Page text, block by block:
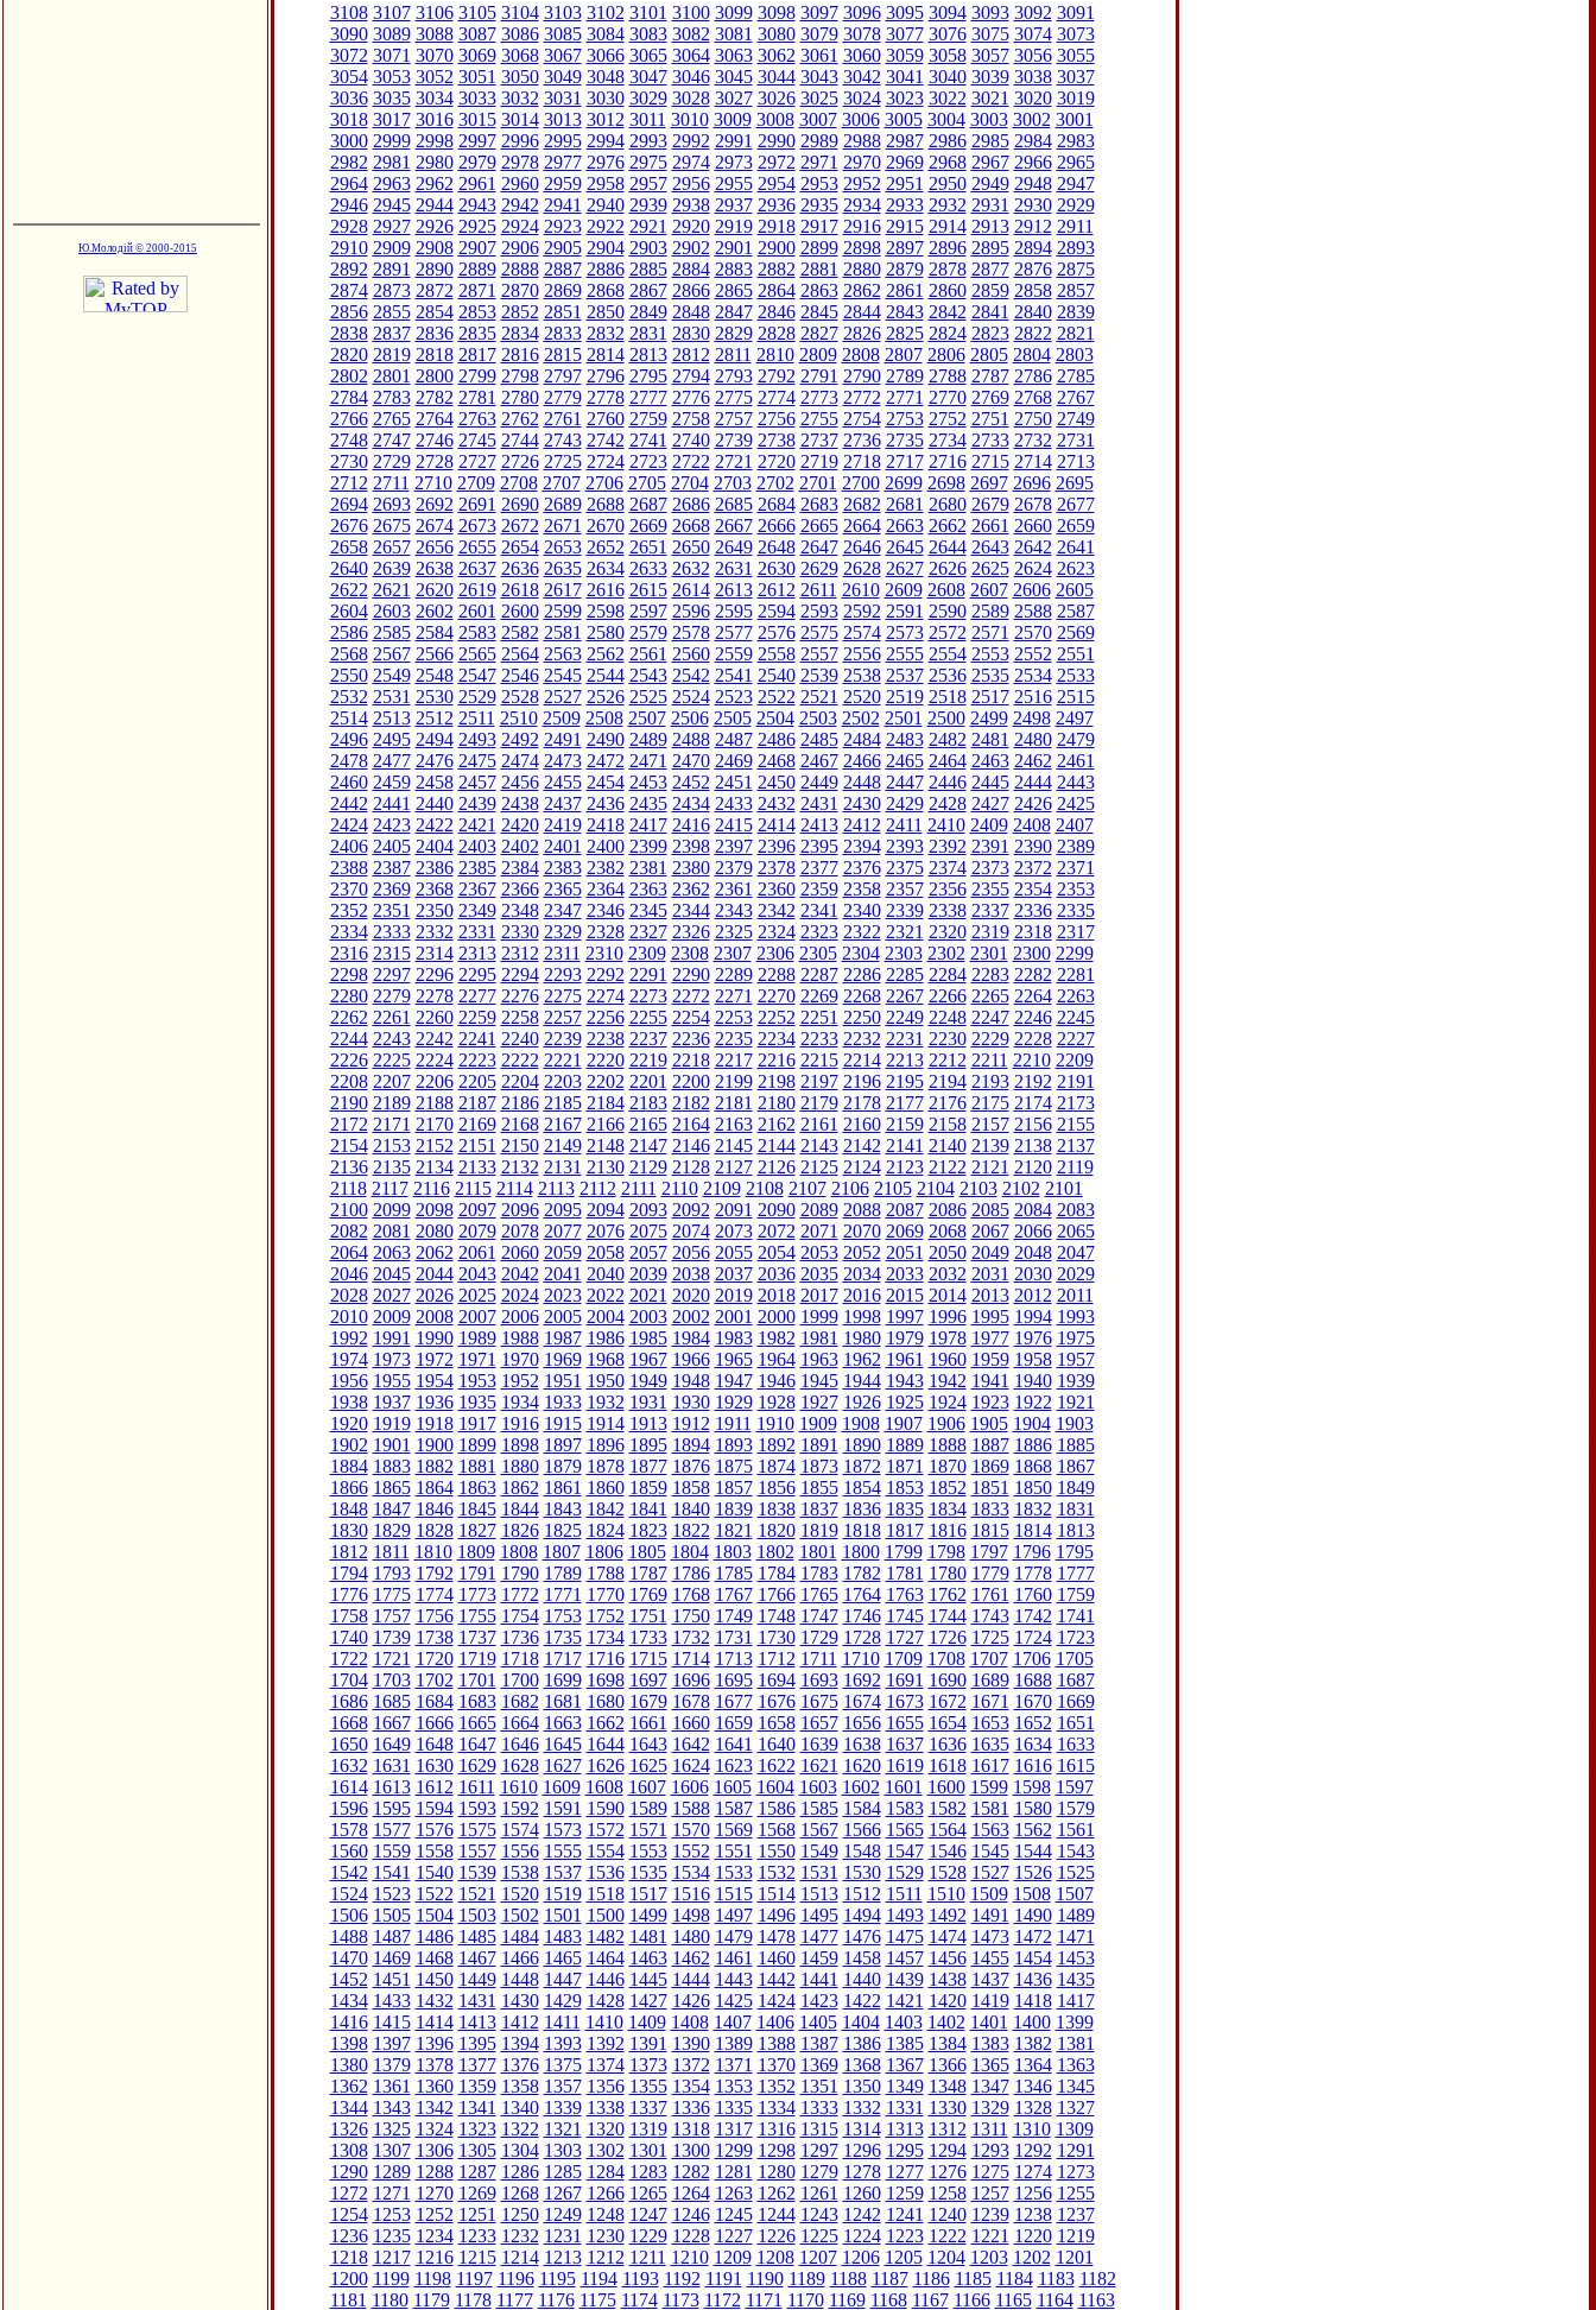
Ю.Молодій © 2000-2015
3108 3107 3106 3105 3104 3103 3102 3101 3100 3099 3098 3097 3096 3095 3094 3093 3092 3091
3090 3089 3088 3087 3086 3085 3084 3083 3082 3081 3080 3079 3078 3077 3076 3075 3074 3073
3072 3071 3070 3069 3068 3067 3066 3065 3064 3063 3062 3061 3060 3059 3058 3057 3056 3055
3054 3053 3052 3051 3050 3049 3048 3047 3046 3045 3044 3043 3042 3041 3040 3039 3038 3037
3036 3035 3034 3033 3032 3031 3030 3029 3028 3027 3026 3025 3024 3023 3022 3021 3020 3019
3018 3017 3016 3015 3014 3013 3012 3011 3010 3009 3008 3007 3006 3005 3004 3003 3002 3001
3000 2999 2998 2997 2996 2995 2994 2993 2992 2991 2990 2989 2988 2987 2986 2985 2984 2983
2982 2981 2980 2979 2978 2977 2976 2975 2974 2973 2972 2971 2970 2969 2968 2967 2966 2965
2964 2963 2962 2961 2960 2959 2958 2957 2956 2955 2954 2953 2952 2951 2950 2949 2948 2947
2946 2945 2944 2943 2942 2941 2940 2939 2938 2937 2936 2935 2934 2933 2932 2931 2930 2929
2928 2927 2926 2925 2924 2923 2922 2921 2920 2919 2918 2917 2916 2915 2914 2913 2912 2911
2910 2909 2908 2907 2906 2905 2904 2903 2902 2901 2900 2899 2898 2897 2896 2895 2894 2893
2892 2891 2890 2889 2888 2887 2886 2885 2884 2883 2882 2881 2880 2879 2878 2877 2876 2875
2874 2873 2872 2871 2870 2869 2868 2867 2866 2865 2864 2863 2862 2861 2860 2859 2858 2857
2856 2855 2854 2853 2852 2851 2850 2849 2848 2847 2846 2845 2844 2843 2842 2841 2840 2839
2838 2837 2836 2835 2834 2833 2832 2831 2830 2829 2828 2827 2826 2825 2824 2823 2822 2821
2820 2819 2818 2817 2816 2815 2814 2813 2812 2811 2810 2809 2808 2807 2806 2805 2804 2803
2802 2801 2800 2799 2798 2797 2796 2795 2794 2793 2792 2791 2790 2789 2788 2787 2786 2785
2784 2783 2782 2781 2780 2779 2778 2777 2776 2775 2774 2773 2772 2771 2770 2769 2768 2767
2766 2765 2764 2763 2762 2761 2760 2759 2758 2757 2756 2755 2754 2753 2752 2751 2750 2749
2748 2747 2746 2745 2744 2743 2742 2741 2740 2739 2738 2737 2736 2735 2734 2733 2732 2731
2730 2729 2728 2727 2726 2725 2724 2723 2722 2721 2720 2719 2718 2717 2716 2715 2714 2713
2712 2711 2710 2709 2708 2707 2706 2705 2704 2703 2702 2701 2700 2699 2698 2697 2696 2695
2694 2693 2692 2691 2690 2689 2688 2687 2686 2685 2684 2683 2682 2681 2680 2679 2678 2677
2676 2675 2674 2673 2672 2671 2670 2669 2668 2667 2666 2665 2664 2663 2662 2661 2660 2659
2658 2657 2656 2655 2654 2653 2652 2651 2650 2649 2648 2647 2646 2645 2644 2643 2642 2641
2640 2639 2638 2637 2636 2635 2634 2633 2632 2631 2630 2629 2628 2627 2626 2625 2624 2623
2622 2621 2620 2619 2618 2617 2616 2615 2614 2613 2612 2611 2610 2609 2608 2607 2606 2605
2604 2603 2602 2601 2600 2599 2598 2597 2596 2595 2594 2593 2592 2591 2590 2589 2588 2587
2586 2585 2584 2583 2582 2581 2580 2579 2578 2577 2576 2575 2574 2573 2572 2571 2570 2569
2568 2567 2566 2565 2564 2563 2562 2561 2560 2559 2558 2557 2556 2555 2554 2553 2552 2551
2550 2549 2548 2547 2546 2545 2544 2543 2542 2541 2540 2539 2538 2537 2536 2535 2534 2533
2532 2531 2530 2529 2528 2527 2526 2525 2524 2523 2522 2521 2520 2519 2518 2517 2516 2515
2514 2513 2512 2511 2510 2509 2508 2507 2506 2505 2504 2503 2502 2501 2500 2499 2498 2497
2496 2495 2494 2493 2492 2491 2490 2489 2488 2487 2486 2485 2484 2483 2482 2481 2480 2479
2478 2477 2476 2475 2474 2473 2472 2471 2470 2469 2468 2467 2466 2465 2464 2463 2462 2461
2460 2459 2458 2457 2456 2455 2454 2453 2452 2451 2450 2449 2448 2447 2446 2445 2444 2443
2442 2441 2440 2439 2438 2437 2436 2435 2434 2433 2432 2431 2430 2429 2428 2427 2426 2425
2424 2423 2422 2421 2420 2419 2418 2417 2416 2415 2414 2413 2412 2411 2410 2409 2408 2407
2406 2405 2404 2403 2402 2401 2400 2399 2398 2397 2396 2395 2394 2393 2392 2391 2390 2389
2388 2387 2386 2385 2384 2383 2382 2381 2380 2379 2378 2377 2376 2375 2374 2373 2372 2371
2370 2369 2368 2367 2366 2365 2364 2363 2362 2361 2360 2359 2358 2357 2356 2355 2354 2353
2352 2351 2350 2349 2348 2347 2346 2345 2344 2343 2342 2341 2340 2339 2338 2337 2336 2335
2334 2333 2332 2331 2330 2329 2328 2327 2326 2325 2324 2323 2322 2321 2320 2319 2318 2317
2316 2315 2314 2313 2312 2311 2310 2309 2308 2307 2306 2305 2304 2303 2302 2301 2300 2299
2298 2297 2296 2295 2294 2293 2292 2291 2290 2289 2288 2287 2286 2285 2284 2283 2282 2281
2280 2279 2278 2277 2276 2275 2274 2273 2272 2271 2270 2269 2268 2267 2266 2265 2264 2263
2262 2261 2260 2259 2258 2257 2256 2255 2254 2253 2252 2251 2250 2249 2248 2247 2246 2245
2244 2243 2242 2241 2240 2239 2238 2237 2236 2235 2234 2233 2232 2231 2230 2229 2228 2227
2226 2225 2224 2223 2222 2221 2220 2219 2218 2217 2216 2215 2214 2213 2212 2211 2210 2209
2208 2207 2206 2205 2204 2203 2202 2201 2200 2199 2198 2197 2196 2195 2194 2193 2192 2191
2190 2189 2188 2187 2186 2185 2184 2183 2182 2181 2180 2179 2178 2177 2176 2175 2174 2173
2172 2171 2170 2169 2168 2167 2166 2165 2164 2163 2162 2161 2160 2159 2158 2157 2156 2155
2154 2153 2152 2151 2150 2149 2148 2147 2146 2145 2144 2143 2142 2141 2140 2139 2138 2137
2136 2135 2134 2133 2132 2131 2130 2129 2128 2127 2126 2125 2124 2123 2122 2121 2120 2119
2118 2117 2116 2115 2114 2113 2112 2111 2110 2109 2108 2107 2106 2105 2104 2103 2102 2101
2100 2099 2098 2097 2096 2095 2094 2093 2092 2091 2090 2089 2088 2087 2086 2085 2084 2083
2082 2081 2080 2079 2078 2077 2076 2075 2074 2073 2072 2071 2070 2069 2068 2067 2066 2065
2064 2063 2062 2061 2060 2059 2058 2057 2056 2055 2054 2053 2052 2051 2050 2049 2048 2047
2046 2045 2044 2043 2042 2041 2040 2039 2038 2037 2036 2035 2034 2033 2032 2031 2030 2029
2028 2027 2026 2025 2024 2023 2022 2021 2020 2019 2018 2017 2016 2015 2014 2013 2012 2011
2010 2009 2008 2007 2006 2005 2004 2003 2002 2001 2000 1999 1998 1997 1996 1995 1994 1993
1992 1991 1990 1989 1988 1987 1986 1985 1984 1983 1982 1981 1980 1979 1978 1977 1976 1975
1974 1973 1972 1971 1970 1969 1968 1967 1966 1965 1964 1963 1962 1961 1960 1959 1958 1957
1956 1955 1954 1953 1952 1951 1950 1949 1948 1947 1946 1945 1944 1943 1942 1941 1940 1939
1938 1937 1936 1935 1934 1933 1932 1931 1930 1929 1928 1927 1926 1925 1924 1923 1922 1921
1920 1919 1918 1917 1916 1915 1914 1913 1912 1911 1910 1909 1908 1907 1906 1905 1904 1903
1902 1901 1900 1899 1898 1897 1896 1895 1894 1893 1892 1891 1890 1889 1888 1887 1886 1885
1884 1883 1882 1881 1880 1879 1878 1877 1876 1875 1874 1873 1872 1871 1870 1869 1868 1867
1866 1865 1864 1863 1862 1861 1860 1859 1858 1857 1856 1855 1854 1853 1852 1851 1850 1849
1848 1847 1846 1845 1844 1843 1842 1841 1840 1839 1838 1837 1836 1835 1834 1833 1832 1831
1830 1829 1828 1827 1826 1825 1824 1823 1822 1821 1820 1819 1818 1817 1816 1815 1814 1813
1812 1811 1810 1809 1808 1807 1806 1805 1804 1803 1802 1801 1800 1799 1798 1797 1796 1795
1794 1793 1792 1791 1790 1789 1788 1787 1786 1785 1784 1783 1782 1781 1780 1779 1778 1777
1776 1775 1774 1773 1772 1771 1770 1769 1768 1767 1766 1765 1764 1763 1762 1761 1760 1759
1758 1757 1756 1755 1754 1753 1752 1751 1750 1749 1748 1747 1746 1745 1744 1743 1742 1741
1740 1739 1738 1737 1736 1735 1734 1733 1732 1731 1730 1729 1728 1727 1726 1725 1724 1723
1722 1721 1720 1719 1718 1717 1716 1715 1714 1713 1712 1711 1710 1709 1708 1707 1706 1705
1704 1703 1702 1701 1700 1699 1698 1697 1696 1695 1694 1693 1692 1691 1690 1689 1688 1687
1686 1685 1684 1683 1682 1681 1680 1679 1678 1677 1676 1675 1674 1673 1672 1671 1670 1669
1668 1667 1666 1665 1664 1663 1662 1661 1660 1659 1658 1657 1656 1655 1654 1653 1652 1651
1650 1649 1648 1647 1646 1645 1644 1643 1642 1641 1640 1639 1638 1637 1636 1635 1634 1633
1632 1631 1630 1629 1628 1627 1626 1625 1624 1623 1622 1621 1620 1619 1618 1617 1616 1615
1614 1613 1612 1611 1610 1609 1608 1607 1606 1605 1604 1603 1602 1601 1600 1599 1598 1597
1596 1595 1594 1593 1592 1591 1590 1589 1588 1587 1586 1585 1584 1583 1582 1581 1580 1579
1578 1577 1576 1575 1574 1573 1572 1571 1570 1569 1568 1567 1566 1565 1564 1563 1562 1561
1560 1559 1558 1557 1556 1555 1554 1553 1552 1551 1550 1549 1548 1547 1546 1545 1544 1543
1542 1541 1540 1539 1538 1537 1536 1535 1534 1533 1532 1531 1530 1529 1528 1527 1526 1525
1524 1523 1522 1521 1520 1519 1518 1517 1516 1515 1514 1513 1512 1511 1510 1509 1508 1507
1506 1505 1504 1503 1502 1501 1500 1499 1498 1497 1496 1495 1494 1493 1492 1491 1490 1489
1488 1487 1486 1485 1484 1483 1482 1481 1480 1479 1478 1477 1476 1475 1474 1473 1472 1471
1470 1469 1468 1467 1466 1465 1464 1463 1462 1461 1460 1459 1458 1457 1456 1455 1454 1453
1452 1451 1450 1449 1448 1447 1446 1445 1444 1443 1442 1441 1440 1439 1438 1437 1436 1435
1434 1433 1432 1431 1430 1429 1428 1427 1426 1425 1424 1423 1422 1421 1420 1419 1418 1417
1416 1415 1414 1413 1412 1411 1410 1409 1408 1407 1406 1405 1404 1403 1402 1401 1400 1399
1398 1397 1396 1395 1394 1393 1392 1391 1390 1389 1388 1387 1386 1385 1384 1383 1382 1381
1380 1379 1378 1377 1376 1375 1374 1373 1372 1371 1370 1369 1368 1367 1366 1365 1364 1363
1362 1361 1360 1359 1358 1357 1356 1355 1354 1353 1352 1351 1350 1349 1348 1347 1346 1345
1344 1343 1342 1341 1340 1339 1338 1337 1336 1335 1334 1333 1332 1331 1330 1329 1328 1327
1326 1325 1324 1323 1322 1321 1320 1319 1318 1317 1316 1315 1314 1313 1312 1311 1310 1309
1308 1307 1306 1305 1304 1303 1302 1301 1300 1299 1298 1297 1296 1295 1294 1293 1292 1291
1290 1289 1288 1287 1286 1285 1284 1283 1282 1281 1280 1279 1278 1277 1276 1275 1274 1273
1272 1271 1270 1269 1268 1267 1266 1265 1264 1263 1262 1261 1260 1259 1258 1257 1256 1255
1254 1253 1252 1251 1250 1249 1248 1247 1246 1245 1244 1243 1242 1241 1240 1239 1238 1237
1236 1235 1234 1233 1232 1231 1230 1229 1228 1227 1226 1225 1224 1223 1222 1221 1220 1219
1218 1217 1216 1215 1214 1213 1212 1211 1210 1209 1208 1207 1206 1205 1204 1203 1202 1201
1200 1199 1198 1197 1196 1195 1194 1193 1192 1191 1190 1189 1188 1187 1186 1185 1184 1183 1182
1181 1180 1179 1178 1177 1176 1175 1174 1173 1172 1171 1170 1169 1168 1167 1166 1165 1164 1163